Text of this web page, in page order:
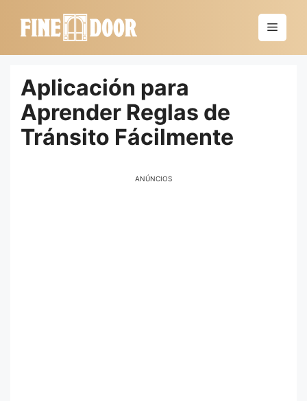
Menú
Aplicación para
Aprender Reglas de
Tránsito Fácilmente
ANÚNCIOS